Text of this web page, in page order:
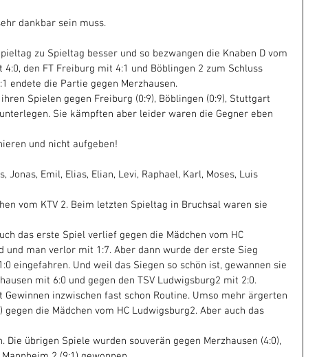
dankbar sein muss.
zu Spieltag besser und so bezwangen die Knaben D vom
4:0, den FT Freiburg mit 4:1 und Böblingen 2 zum Schluss
endete die Partie gegen Merzhausen.
Spielen gegen Freiburg (0:9), Böblingen (0:9), Stuttgart
Sie kämpften aber leider waren die Gegner eben
und nicht aufgeben!
Jonas, Emil, Elias, Elian, Levi, Raphael, Karl, Moses, Luis
vom KTV 2. Beim letzten Spieltag in Bruchsal waren sie
das erste Spiel verlief gegen die Mädchen vom HC
und man verlor mit 1:7. Aber dann wurde der erste Sieg
eingefahren. Und weil das Siegen so schön ist, gewannen sie
mit 6:0 und gegen den TSV Ludwigsburg2 mit 2:0.
Gewinnen inzwischen fast schon Routine. Umso mehr ärgerten
die Mädchen vom HC Ludwigsburg2. Aber auch das
übrigen Spiele wurden souverän gegen Merzhausen (4:0),